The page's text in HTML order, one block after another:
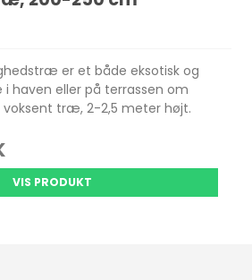
er et både eksotisk og
haven eller på terrassen om
voksent træ, 2-2,5 meter højt.
VIS PRODUKT